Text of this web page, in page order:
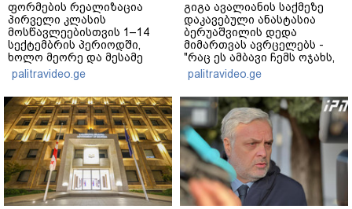
ფორმების რეალიზაცია
პირველი კლასის
მოსწავლეებისთვის 1–14
სექტემბრის პერიოდში,
ხოლო მეორე და მესამე
ეტაპებზე...
palitravideo.ge
გიგა ავალიანის საქმეზე
დაკავებული ანასტასია
ბერუაშვილის დედა
მიმართვას ავრცელებს -
"რაც ეს ამბავი ჩემს ოჯახს,
ჩემს ანასტასიას გადახდა
თავს, მის მერე მე მე არ
ვარ"
palitravideo.ge